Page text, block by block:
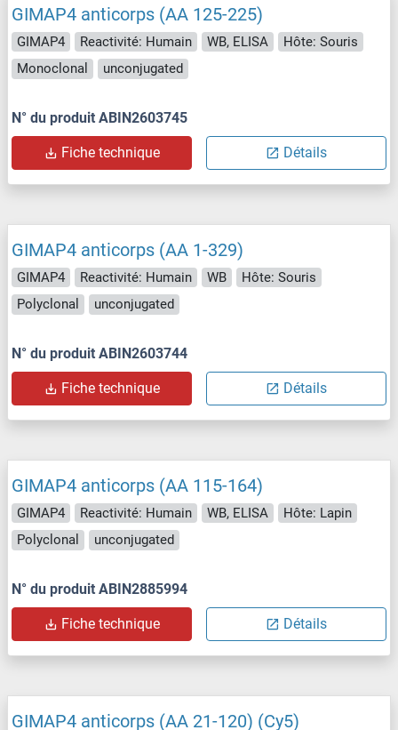
GIMAP4 anticorps (AA 125-225)
GIMAP4 Reactivité: Humain WB, ELISA
Hôte: Souris
Monoclonal
unconjugated
N° du produit ABIN2603745
Fiche technique Détails
GIMAP4 anticorps (AA 1-329)
GIMAP4 Reactivité: Humain WB
Hôte: Souris
Polyclonal
unconjugated
N° du produit ABIN2603744
Fiche technique Détails
GIMAP4 anticorps (AA 115-164)
GIMAP4 Reactivité: Humain WB, ELISA
Hôte: Lapin
Polyclonal
unconjugated
N° du produit ABIN2885994
Fiche technique Détails
GIMAP4 anticorps (AA 21-120) (Cy5)